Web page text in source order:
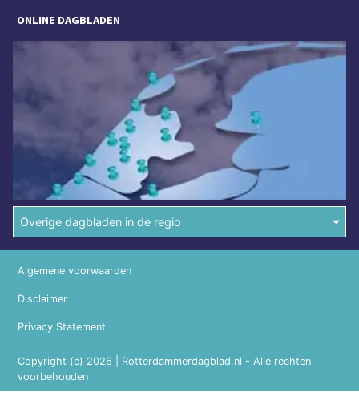
ONLINE DAGBLADEN
Overige dagbladen in de regio
Copyright (c) 2026 | Rotterdammerdagblad.nl - Alle rechten
voorbehouden
Algemene voorwaarden
Disclaimer
Privacy Statement